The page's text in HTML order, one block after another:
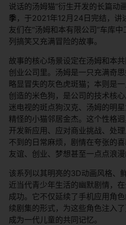
说话的汤姆猫”衍生开发的长篇动
季 ，于2021年12月24日完结，讲
友们在“汤姆和本有限公司”车库
列搞笑又充满冒险的故事。
故事的核心场景设定在汤姆和本
创业公司里。汤姆是一只充满奇
略显冒失的灰色虎斑猫；本则是
创造的米色狗，是公司的技术核
迷电视的斑点狗汉克、汤姆的明
精怪的小猫邻居金杰。这个性格
开发新应用、应对商业挑战、处
不到的日常麻烦，剧情在夸张的
友谊、创业、梦想甚至一点点浪漫
该系列以其明亮的3D动画风格、
近当代青少年生活的幽默剧情，
成功。它不仅延续了手机应用角
续剧集的形式，为这些角色注入了
成为一代儿童的共同记忆。